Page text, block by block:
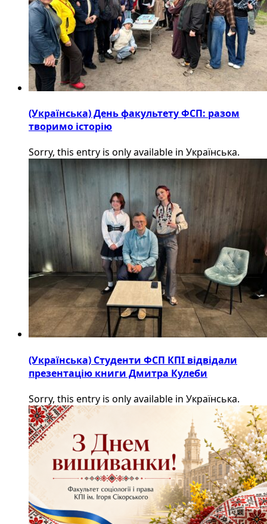
(Українська) День факультету ФСП: разом
творимо історію
Sorry, this entry is only available in Українська.
(Українська) Студенти ФСП КПІ відвідали
презентацію книги Дмитра Кулеби
Sorry, this entry is only available in Українська.